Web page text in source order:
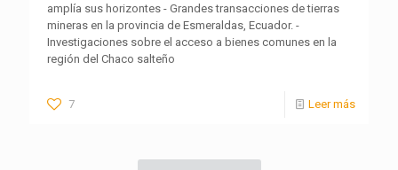
amplía sus horizontes - Grandes transacciones de tierras
mineras en la provincia de Esmeraldas, Ecuador. -
Investigaciones sobre el acceso a bienes comunes en la
región del Chaco salteño
7 Leer más